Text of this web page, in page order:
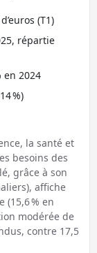
(T1)
répartie
en 2024
%)
la santé et
besoins des
grâce à son
affiche
% en
modérée de
contre 17,5